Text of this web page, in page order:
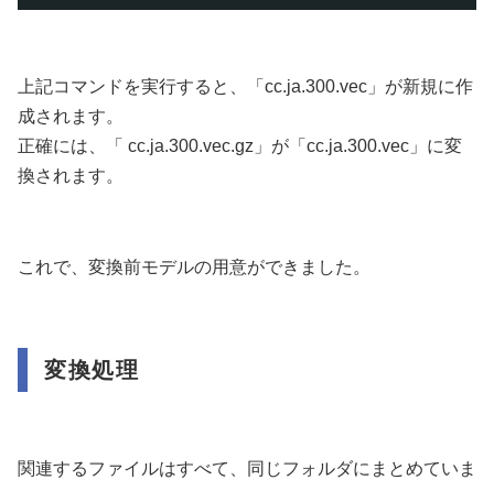
上記コマンドを実行すると、「cc.ja.300.vec」が新規に作
成されます。
正確には、「 cc.ja.300.vec.gz」が「cc.ja.300.vec」に変
換されます。
これで、変換前モデルの用意ができました。
変換処理
関連するファイルはすべて、同じフォルダにまとめていま